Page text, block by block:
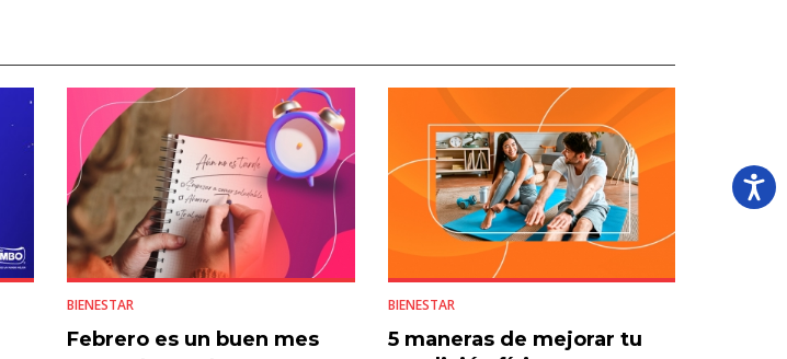
BIENESTAR
Febrero es un buen mes
BIENESTAR
5 maneras de mejorar tu